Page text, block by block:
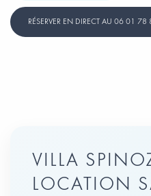
RÉSERVER EN DIRECT AU 06 01
VILLA
LOCATION